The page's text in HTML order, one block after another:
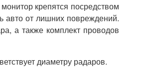
крепятся посредством
авто от лишних повреждений.
а также комплект проводов
диаметру радаров.